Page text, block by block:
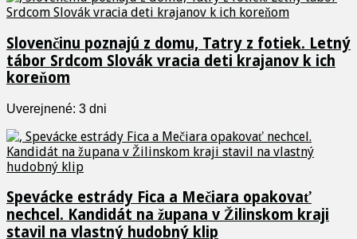
Slovenčinu poznajú z domu, Tatry z fotiek. Letný
tábor Srdcom Slovák vracia deti krajanov k ich
koreňom
Uverejnené: 3 dni
Spevácke estrády Fica a Mečiara opakovať
nechcel. Kandidát na župana v Žilinskom kraji
stavil na vlastný hudobný klip